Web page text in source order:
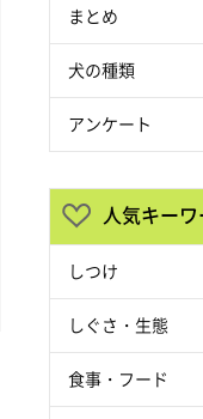
まとめ
犬の種類
アンケート
人気キーワ
しつけ
しぐさ・生態
食事・フード